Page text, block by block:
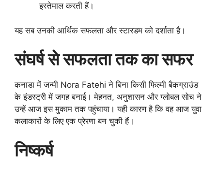
इस्तेमाल करती हैं।
यह सब उनकी आर्थिक सफलता और स्टारडम को दर्शाता है।
संघर्ष से सफलता तक का सफर
कनाडा में जन्मी Nora Fatehi ने बिना किसी फिल्मी बैकग्राउंड
के इंडस्ट्री में जगह बनाई। मेहनत, अनुशासन और ग्लोबल सोच ने
उन्हें आज इस मुकाम तक पहुंचाया। यही कारण है कि वह आज युवा
कलाकारों के लिए एक प्रेरणा बन चुकी हैं।
निष्कर्ष